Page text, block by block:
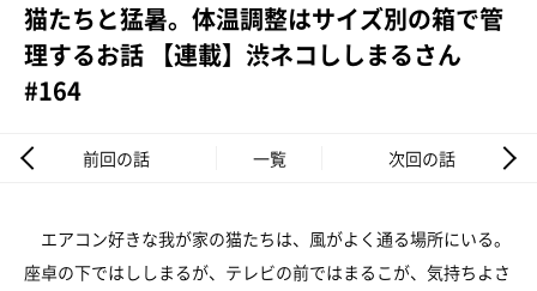
猫たちと猛暑。体温調整はサイズ別の箱で管
理するお話 【連載】渋ネコししまるさん
#164
前回の話 一覧 次回の話
エアコン好きな我が家の猫たちは、風がよく通る場所にいる。
座卓の下ではししまるが、テレビの前ではまるこが、気持ちよさ